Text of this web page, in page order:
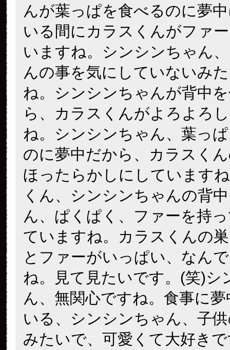
んが葉っぱを食べるのに夢
いる間にカラスくんがファ
いますね。シンシンちゃん
んの事を気にしていないみ
ね。シンシンちゃんが背中
ら、カラスくんがよろよろ
ね。シンシンちゃん、葉っ
のに夢中だから、カラスく
ほったらかしにしています
くん、シンシンちゃんの背
ん、ぱくぱく、ファーを持
ていますね。カラスくんの
とファーがいっぱい、なん
ね。見て見たいです。(笑)シ
ん、無関心ですね。食事に
いる、シンシンちゃん、子
みたいで、可愛くて大好き